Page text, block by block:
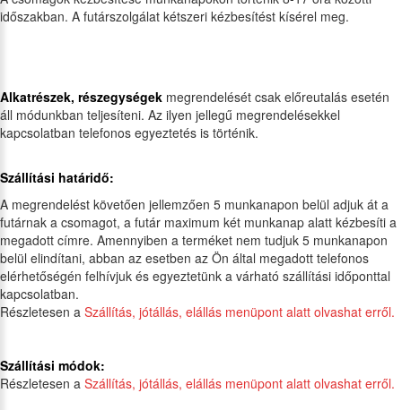
időszakban. A futárszolgálat kétszeri kézbesítést kísérel meg.
Alkatrészek, részegységek megrendelését csak előreutalás esetén
áll módunkban teljesíteni. Az ilyen jellegű megrendelésekkel
kapcsolatban telefonos egyeztetés is történik.
Szállítási határidő:
A megrendelést követően jellemzően 5 munkanapon belül adjuk át a
futárnak a csomagot, a futár maximum két munkanap alatt kézbesíti a
megadott címre. Amennyiben a terméket nem tudjuk 5 munkanapon
belül elindítani, abban az esetben az Ön által megadott telefonos
elérhetőségén felhívjuk és egyeztetünk a várható szállítási időponttal
kapcsolatban.
Részletesen a Szállítás, jótállás, elállás menüpont alatt olvashat erről.
Szállítási módok:
Részletesen a Szállítás, jótállás, elállás menüpont alatt olvashat erről.